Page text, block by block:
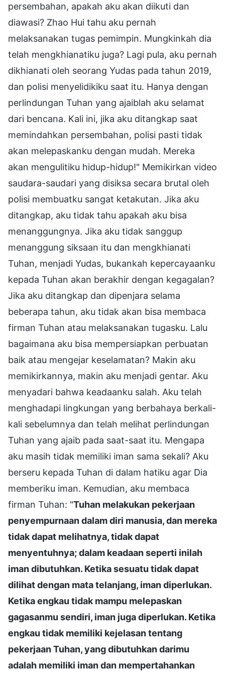
persembahan, apakah aku akan diikuti dan
diawasi? Zhao Hui tahu aku pernah
melaksanakan tugas pemimpin. Mungkinkah dia
telah mengkhianatiku juga? Lagi pula, aku pernah
dikhianati oleh seorang Yudas pada tahun 2019,
dan polisi menyelidikiku saat itu. Hanya dengan
perlindungan Tuhan yang ajaiblah aku selamat
dari bencana. Kali ini, jika aku ditangkap saat
memindahkan persembahan, polisi pasti tidak
akan melepaskanku dengan mudah. Mereka
akan mengulitiku hidup-hidup!" Memikirkan video
saudara-saudari yang disiksa secara brutal oleh
polisi membuatku sangat ketakutan. Jika aku
ditangkap, aku tidak tahu apakah aku bisa
menanggungnya. Jika aku tidak sanggup
menanggung siksaan itu dan mengkhianati
Tuhan, menjadi Yudas, bukankah kepercayaanku
kepada Tuhan akan berakhir dengan kegagalan?
Jika aku ditangkap dan dipenjara selama
beberapa tahun, aku tidak akan bisa membaca
firman Tuhan atau melaksanakan tugasku. Lalu
bagaimana aku bisa mempersiapkan perbuatan
baik atau mengejar keselamatan? Makin aku
memikirkannya, makin aku menjadi gentar. Aku
menyadari bahwa keadaanku salah. Aku telah
menghadapi lingkungan yang berbahaya berkali-
kali sebelumnya dan telah melihat perlindungan
Tuhan yang ajaib pada saat-saat itu. Mengapa
aku masih tidak memiliki iman sama sekali? Aku
berseru kepada Tuhan di dalam hatiku agar Dia
memberiku iman. Kemudian, aku membaca
firman Tuhan: "Tuhan melakukan pekerjaan
penyempurnaan dalam diri manusia, dan mereka
tidak dapat melihatnya, tidak dapat
menyentuhnya; dalam keadaan seperti inilah
iman dibutuhkan. Ketika sesuatu tidak dapat
dilihat dengan mata telanjang, iman diperlukan.
Ketika engkau tidak mampu melepaskan
gagasanmu sendiri, iman juga diperlukan. Ketika
engkau tidak memiliki kejelasan tentang
pekerjaan Tuhan, yang dibutuhkan darimu
adalah memiliki iman dan mempertahankan